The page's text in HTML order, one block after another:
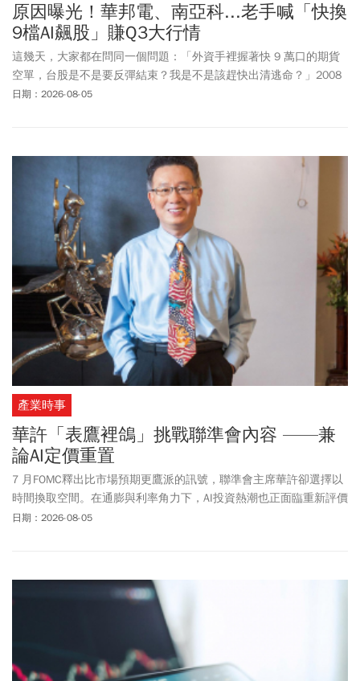
原因曝光！華邦電、南亞科...老手喊「快換
9檔AI飆股」賺Q3大行情
這幾天，大家都在問同一個問題：「外資手裡握著快 9 萬口的期貨
空單，台股是不是要反彈結束？我是不是該趕快出清逃命？」2008
年金融海嘯、2020 年疫情股災，大家都曾經歷過，因此只要看到
日期：2026-08-05
產業時事
華許「表鷹裡鴿」挑戰聯準會內容 ——兼
論AI定價重置
7 月FOMC釋出比市場預期更鷹派的訊號，聯準會主席華許卻選擇以
時間換取空間。在通膨與利率角力下，AI投資熱潮也正面臨重新評價
的考驗。
日期：2026-08-05